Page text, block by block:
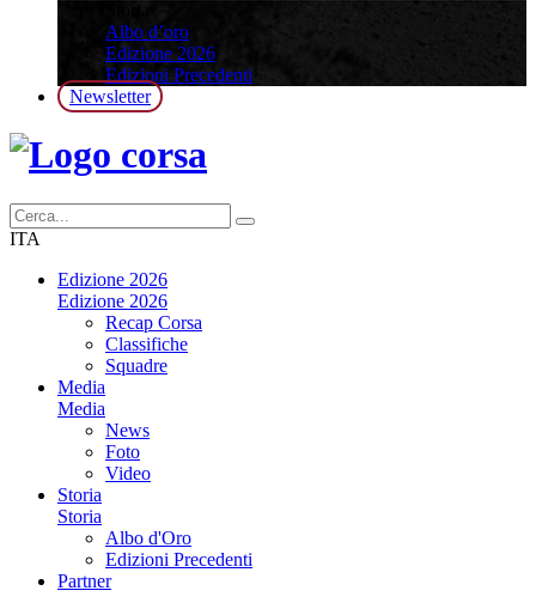
Albo d’oro
Edizione 2026
Edizioni Precedenti
Newsletter
ITA
Edizione 2026
Edizione 2026
Recap Corsa
Classifiche
Squadre
Media
Media
News
Foto
Video
Storia
Storia
Albo d'Oro
Edizioni Precedenti
Partner